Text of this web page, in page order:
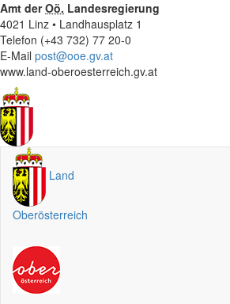
Amt derOö. Landesregierung
4021 Linz • Landhausplatz 1
Telefon (+43 732) 77 20-0
E-Mail post@ooe.gv.at
www.land-oberoesterreich.gv.at
Land
Oberösterreich